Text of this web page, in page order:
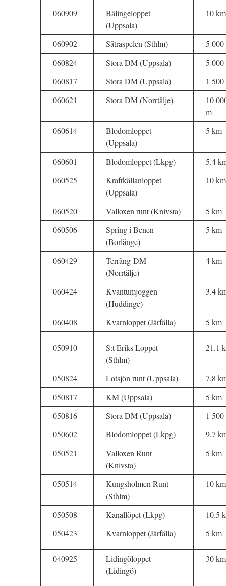
060909
Bälingeloppet
(Uppsala)
10 km
060902 Sätraspelen (Sthlm)
5 000
060824
Stora DM (Uppsala)
5 000
060817
Stora DM (Uppsala)
1
060621
Stora DM (Norrtälje)
10
m
060614
Blodomloppet
(Uppsala)
5 km
060601 Blodomloppet (Lkpg)
5.4
060525
Kraftkällanloppet
(Uppsala)
10 km
060520 Valloxen runt (Knivsta)
5 km
060506
Spring i Benen
(Borlänge)
5 km
060429
Terräng-DM
(Norrtälje)
4 km
060424
Kvantumjoggen
(Huddinge)
3.4
060408 Kvarnloppet (Järfälla) 5 km
050910
S:t Eriks Loppet
(Sthlm)
21.1
050824 Lötsjön runt (Uppsala)
7.8
050817
KM (Uppsala)
5 km
050816
Stora DM (Uppsala)
1
050602
Blodomloppet (Lkpg)
9.7
050521
Valloxen Runt
(Knivsta)
5 km
050514
Kungsholmen Runt
(Sthlm)
10 km
050508 Kanallöpet (Lkpg)
10.5
050423
Kvarnloppet (Järfälla) 5 km
040925
Lidingöloppet
(Lidingö)
30 km